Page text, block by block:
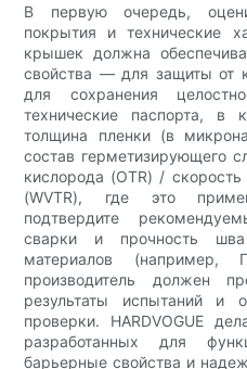
В первую очередь,
покрытия и технические
крышек должна
свойства — для защиты от
для сохранения
технические паспорта, в
толщина пленки (в
состав герметизирующего
кислорода (OTR) /
(WVTR), где это
подтвердите
сварки и прочность
материалов
производитель должен
результаты испытаний и
проверки. HARDVOGUE
разработанных для
барьерные свойства и